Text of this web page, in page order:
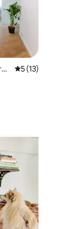
Vlerësimi mesatar
5 (13)